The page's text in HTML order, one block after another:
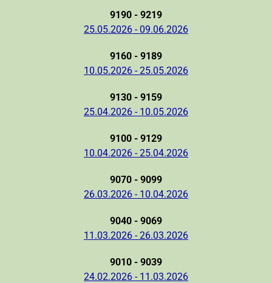
9190 - 9219
25.05.2026 - 09.06.2026
9160 - 9189
10.05.2026 - 25.05.2026
9130 - 9159
25.04.2026 - 10.05.2026
9100 - 9129
10.04.2026 - 25.04.2026
9070 - 9099
26.03.2026 - 10.04.2026
9040 - 9069
11.03.2026 - 26.03.2026
9010 - 9039
24.02.2026 - 11.03.2026